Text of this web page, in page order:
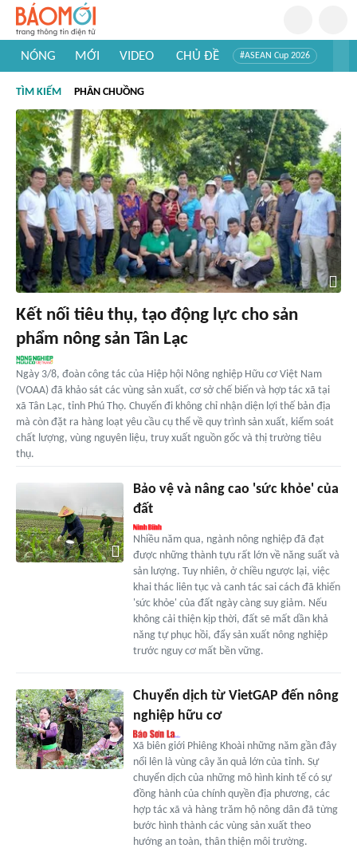
NÓNG MỚI VIDEO CHỦ ĐỀ #ASEAN Cup 2026
#Khám phá thế giới
TÌM KIẾM PHÂN CHUỒNG
Kết nối tiêu thụ, tạo động lực cho sản
phẩm nông sản Tân Lạc
Ngày 3/8, đoàn công tác của Hiệp hội Nông nghiệp Hữu cơ Việt Nam
(VOAA) đã khảo sát các vùng sản xuất, cơ sở chế biến và hợp tác xã tại
xã Tân Lạc, tỉnh Phú Thọ. Chuyến đi không chỉ nhận diện lợi thế bản địa
mà còn đặt ra hàng loạt yêu cầu cụ thể về quy trình sản xuất, kiểm soát
chất lượng, vùng nguyên liệu, truy xuất nguồn gốc và thị trường tiêu
thụ.
Bảo vệ và nâng cao 'sức khỏe' của
đất
Nhiều năm qua, ngành nông nghiệp đã đạt
được những thành tựu rất lớn về năng suất và
sản lượng. Tuy nhiên, ở chiều ngược lại, việc
khai thác liên tục và canh tác sai cách đã khiến
'sức khỏe' của đất ngày càng suy giảm. Nếu
không cải thiện kịp thời, đất sẽ mất dần khả
năng tự phục hồi, đẩy sản xuất nông nghiệp
trước nguy cơ mất bền vững.
Chuyển dịch từ VietGAP đến nông
nghiệp hữu cơ
Xã biên giới Phiêng Khoài những năm gần đây
nổi lên là vùng cây ăn quả lớn của tỉnh. Sự
chuyển dịch của những mô hình kinh tế có sự
đồng hành của chính quyền địa phương, các
hợp tác xã và hàng trăm hộ nông dân đã từng
bước hình thành các vùng sản xuất theo
hướng an toàn, thân thiện môi trường.